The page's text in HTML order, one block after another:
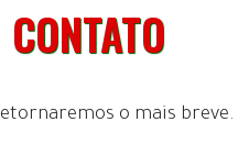
o mais breve.